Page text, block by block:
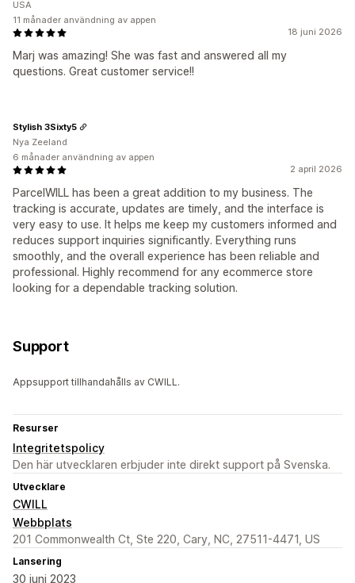
18 juni 2026
Marj was amazing! She was fast and answered all my
questions. Great customer service!!
USA
11 månader användning av appen
2 april 2026
ParcelWILL has been a great addition to my business. The
tracking is accurate, updates are timely, and the interface is
very easy to use. It helps me keep my customers informed and
reduces support inquiries significantly. Everything runs
smoothly, and the overall experience has been reliable and
professional. Highly recommend for any ecommerce store
looking for a dependable tracking solution.
Stylish 3Sixty5
Nya Zeeland
6 månader användning av appen
Support
Appsupport tillhandahålls av CWILL.
Resurser
Integritetspolicy
Den här utvecklaren erbjuder inte direkt support på Svenska.
Utvecklare
CWILL
Webbplats
201 Commonwealth Ct, Ste 220, Cary, NC, 27511-4471, US
Lansering
30 juni 2023